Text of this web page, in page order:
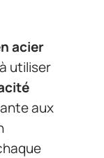
acier
utiliser
aux